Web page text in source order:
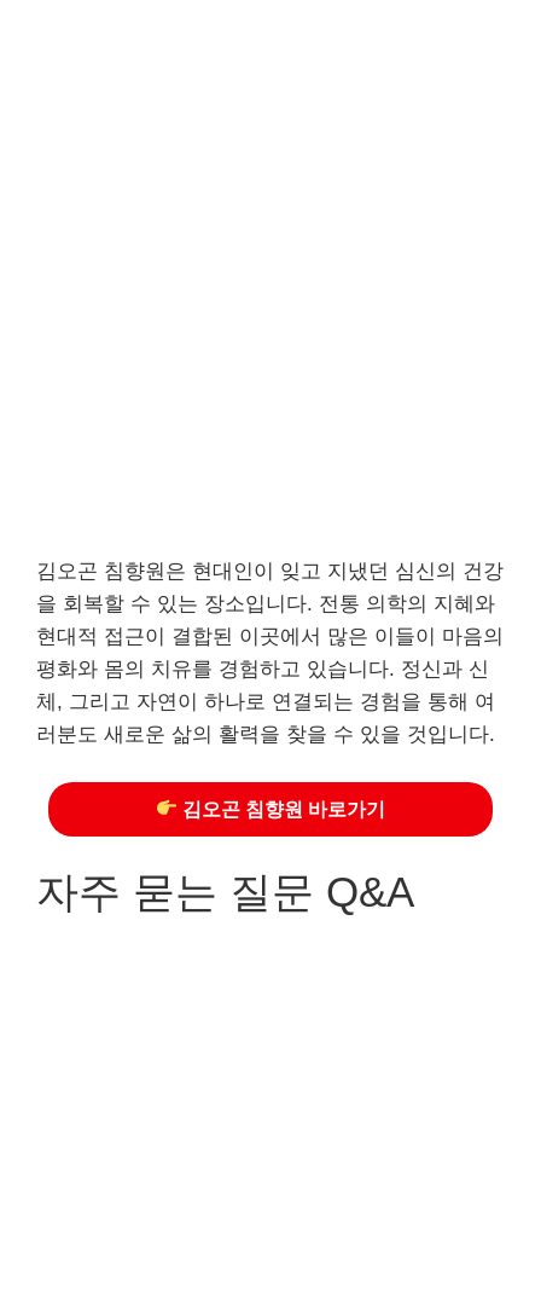
김오곤 침향원은 현대인이 잊고 지냈던 심신의 건강
을 회복할 수 있는 장소입니다. 전통 의학의 지혜와
현대적 접근이 결합된 이곳에서 많은 이들이 마음의
평화와 몸의 치유를 경험하고 있습니다. 정신과 신
체, 그리고 자연이 하나로 연결되는 경험을 통해 여
러분도 새로운 삶의 활력을 찾을 수 있을 것입니다.
김오곤 침향원 바로가기
자주 묻는 질문 Q&A